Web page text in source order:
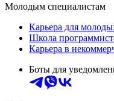
Молодым специалистам
Карьера для
Школа
Карьера в
Боты для